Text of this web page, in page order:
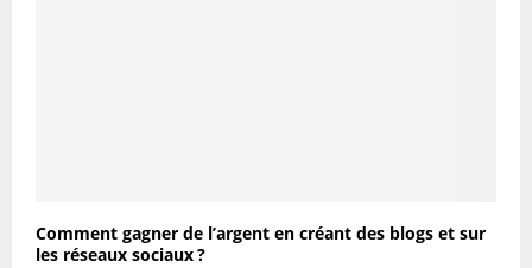
Comment gagner de l’argent en créant des blogs et sur
les réseaux sociaux ?